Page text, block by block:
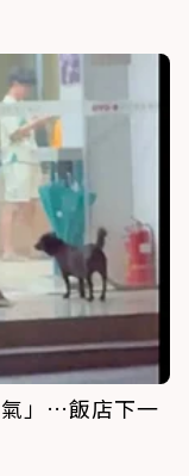
」…飯店下一